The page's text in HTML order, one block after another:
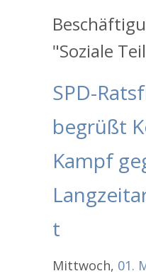
"Soziale
SPD-
begrüßt
Kampf
t
Mittwoch, 01.